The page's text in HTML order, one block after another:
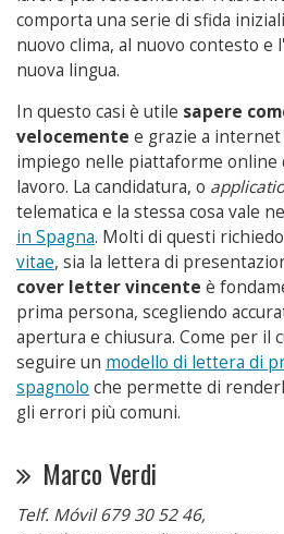
comporta una serie di sfida
nuovo clima, al nuovo contesto
nuova lingua.
In questo casi è utile sapere
velocemente e grazie a
impiego nelle piattaforme online
lavoro. La candidatura, o
telematica e la stessa cosa vale
in Spagna. Molti di questi
vitae, sia la lettera di
cover letter vincente è
prima persona, scegliendo
apertura e chiusura. Come per il
seguire un modello di lettera di
spagnolo che permette di
gli errori più comuni.
Marco Verdi
Telf. Móvil 679 30 52 46,